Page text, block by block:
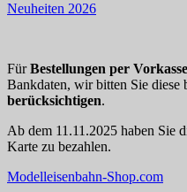
Neuheiten 2026
FürBestellungen per Vorkasse
Bankdaten, wir bitten Sie diese
berücksichtigen.
Ab dem 11.11.2025 haben Sie
Karte zu bezahlen.
Modelleisenbahn-Shop.com